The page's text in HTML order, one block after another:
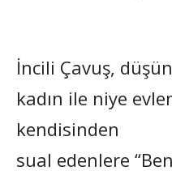
İncili Çavuş,
kadın ile niye
kendisinden
sual edenlere